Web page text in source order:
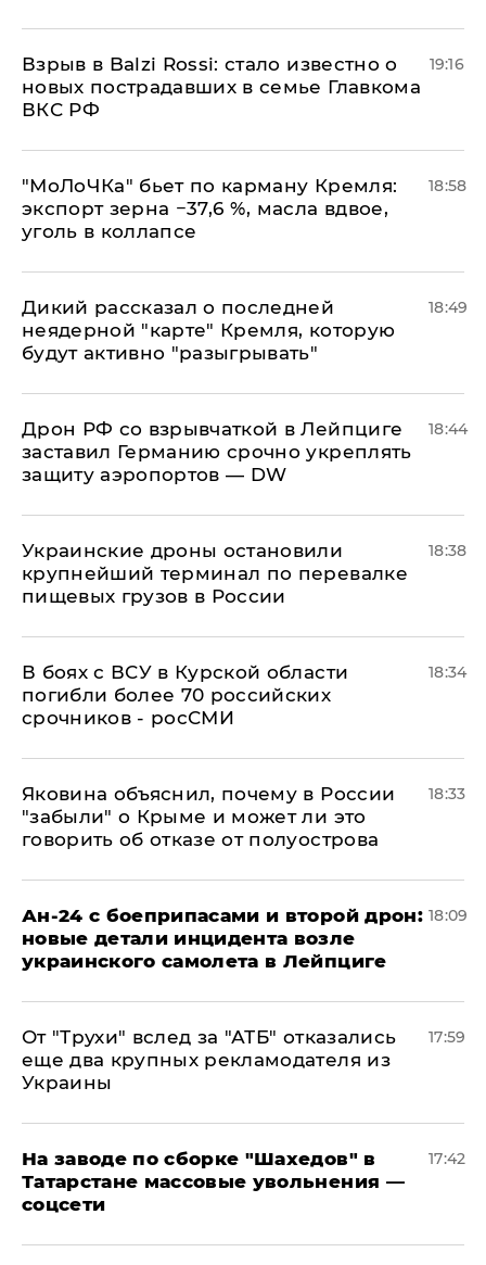
Взрыв в Balzi Rossi: стало известно о
новых пострадавших в семье Главкома
ВКС РФ
19:16
​"МоЛоЧКа" бьет по карману Кремля:
экспорт зерна −37,6 %, масла вдвое,
уголь в коллапсе
18:58
Дикий рассказал о последней
неядерной "карте" Кремля, которую
будут активно "разыгрывать"
18:49
​Дрон РФ со взрывчаткой в Лейпциге
заставил Германию срочно укреплять
защиту аэропортов — DW
18:44
Украинские дроны остановили
крупнейший терминал по перевалке
пищевых грузов в России
18:38
В боях с ВСУ в Курской области
погибли более 70 российских
срочников - росСМИ
18:34
Яковина объяснил, почему в России
"забыли" о Крыме и может ли это
говорить об отказе от полуострова
18:33
Ан-24 с боеприпасами и второй дрон:
новые детали инцидента возле
украинского самолета в Лейпциге
18:09
От "Трухи" вслед за "АТБ" отказались
еще два крупных рекламодателя из
Украины
17:59
На заводе по сборке "Шахедов" в
Татарстане массовые увольнения —
соцсети
17:42